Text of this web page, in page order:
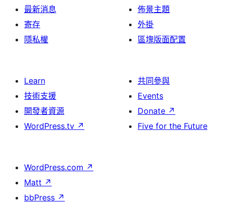
最新消息
寄存
隱私權
佈景主題
外掛
區塊版面配置
Learn
技術支援
開發者資源
WordPress.tv ↗
共同參與
Events
Donate ↗
Five for the Future
WordPress.com ↗
Matt ↗
bbPress ↗